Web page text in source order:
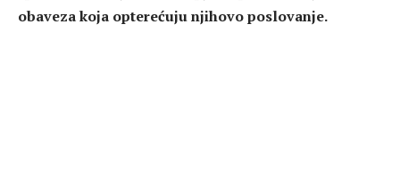
obaveza koja opterećuju njihovo poslovanje.